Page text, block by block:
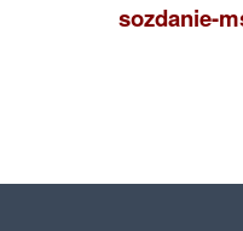
sozdanie-